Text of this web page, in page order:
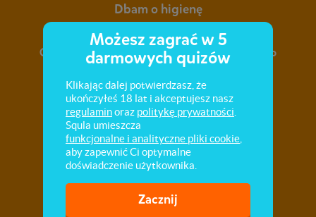
Dbam o higienę
Czy wiesz, dlaczego trzeba dbać o czystość? Co
przyda się podczas porannej toalety? Jak
prawidłowo usiąść przy biurku? Sprawdź!
Możesz zagrać w 5
darmowych quizów
Klikając dalej potwierdzasz, że
ukończyłeś 18 lat i akceptujesz nasz
regulaminoraz politykę prywatności
Squla umieszcza
funkcjonalne i analityczne pliki cookie
aby zapewnić Ci optymalne
doświadczenie użytkownika.
Zacznij